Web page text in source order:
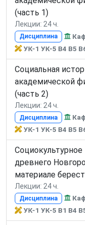
(часть 1)
Лекции: 24 ч.
Дисциплина
УК-1 УК-5 В4 В5
Социальная
академической
(часть 2)
Лекции: 24 ч.
Дисциплина
УК-1 УК-5 В4 В5
Социокультурное
древнего
материале
Лекции: 24 ч.
Дисциплина
УК-1 УК-5 В1 В4